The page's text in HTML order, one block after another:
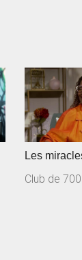
Les
Club de 700